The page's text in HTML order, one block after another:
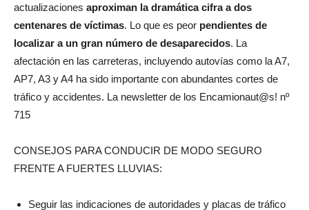
actualizaciones aproximan la dramática cifra a dos
centenares de víctimas. Lo que es peor pendientes de
localizar a un gran número de desaparecidos. La
afectación en las carreteras, incluyendo autovías como la A7,
AP7, A3 y A4 ha sido importante con abundantes cortes de
tráfico y accidentes. La newsletter de los Encamionaut@s! nº
715
CONSEJOS PARA CONDUCIR DE MODO SEGURO
FRENTE A FUERTES LLUVIAS:
Seguir las indicaciones de autoridades y placas de tráfico